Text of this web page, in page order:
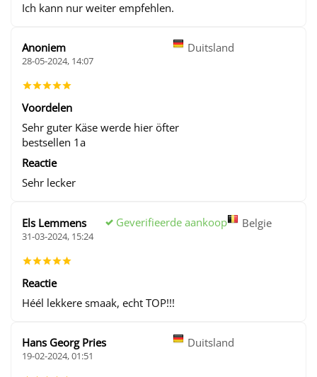
Ich kann nur weiter empfehlen.
Anoniem Duitsland
28-05-2024, 14:07
Voordelen
Sehr guter Käse werde hier öfter
bestsellen 1a
Reactie
Sehr lecker
Els Lemmens Geverifieerde aankoop Belgie
31-03-2024, 15:24
Reactie
Héél lekkere smaak, echt TOP!!!
Hans Georg Pries Duitsland
19-02-2024, 01:51